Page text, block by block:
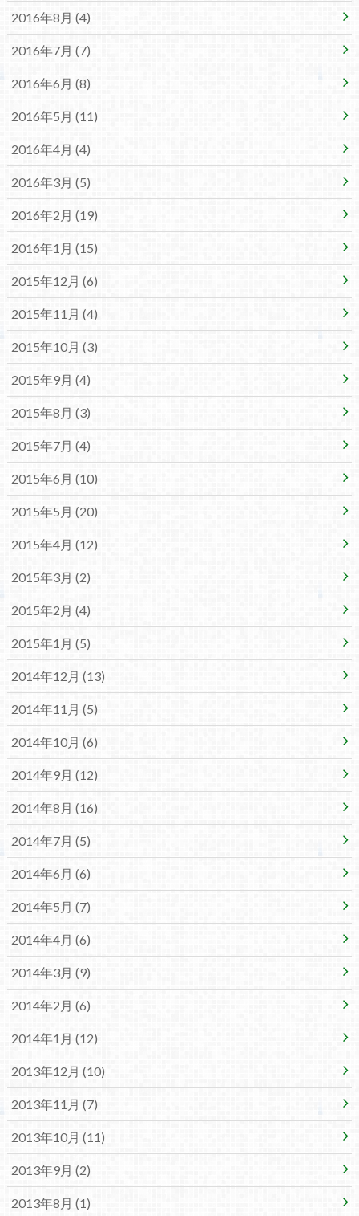
2016年8月 (4)
2016年7月 (7)
2016年6月 (8)
2016年5月 (11)
2016年4月 (4)
2016年3月 (5)
2016年2月 (19)
2016年1月 (15)
2015年12月 (6)
2015年11月 (4)
2015年10月 (3)
2015年9月 (4)
2015年8月 (3)
2015年7月 (4)
2015年6月 (10)
2015年5月 (20)
2015年4月 (12)
2015年3月 (2)
2015年2月 (4)
2015年1月 (5)
2014年12月 (13)
2014年11月 (5)
2014年10月 (6)
2014年9月 (12)
2014年8月 (16)
2014年7月 (5)
2014年6月 (6)
2014年5月 (7)
2014年4月 (6)
2014年3月 (9)
2014年2月 (6)
2014年1月 (12)
2013年12月 (10)
2013年11月 (7)
2013年10月 (11)
2013年9月 (2)
2013年8月 (1)